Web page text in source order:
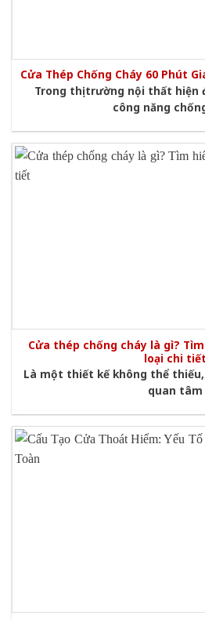
​​​​​​​Cửa Thép Chống Cháy 60 Phút
Trong thị trường nội thất hiện
công năng
Cửa thép chống cháy là gì?
loại chi tiết
Là một thiết kế không thể
quan tâm